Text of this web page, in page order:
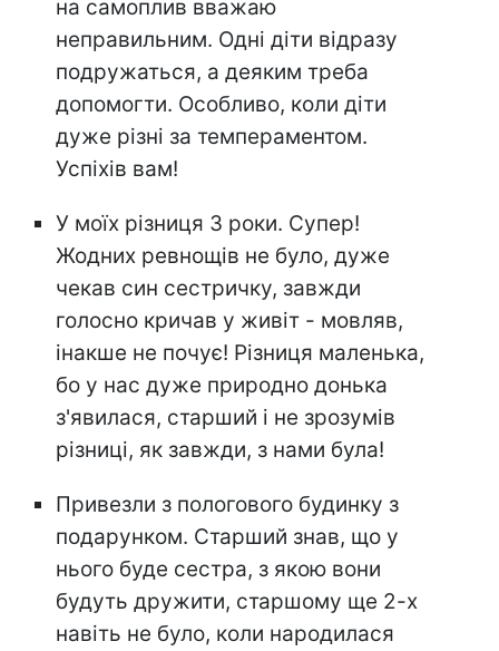
на самоплив вважаю
неправильним. Одні діти відразу
подружаться, а деяким треба
допомогти. Особливо, коли діти
дуже різні за темпераментом.
Успіхів вам!
У моїх різниця 3 роки. Супер!
Жодних ревнощів не було, дуже
чекав син сестричку, завжди
голосно кричав у живіт - мовляв,
інакше не почує! Різниця маленька,
бо у нас дуже природно донька
з'явилася, старший і не зрозумів
різниці, як завжди, з нами була!
Привезли з пологового будинку з
подарунком. Старший знав, що у
нього буде сестра, з якою вони
будуть дружити, старшому ще 2-х
навіть не було, коли народилася